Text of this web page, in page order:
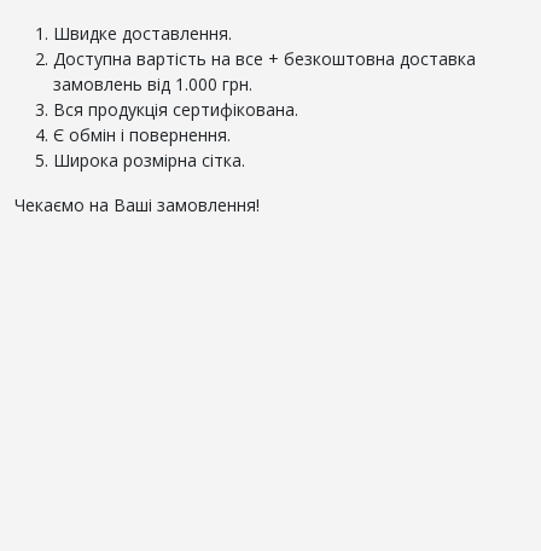
Швидке доставлення.
Доступна вартість на все + безкоштовна доставка
замовлень від 1.000 грн.
Вся продукція сертифікована.
Є обмін і повернення.
Широка розмірна сітка.
Чекаємо на Ваші замовлення!